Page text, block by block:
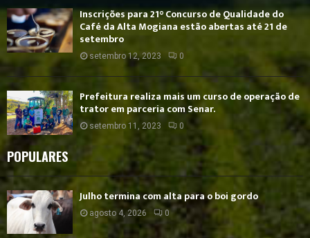
Inscrições para 21° Concurso de Qualidade do
Café da Alta Mogiana estão abertas até 21 de
setembro
setembro 12, 2023 0
Prefeitura realiza mais um curso de operação de
trator em parceria com Senar.
setembro 11, 2023 0
POPULARES
Julho termina com alta para o boi gordo
agosto 4, 2026 0